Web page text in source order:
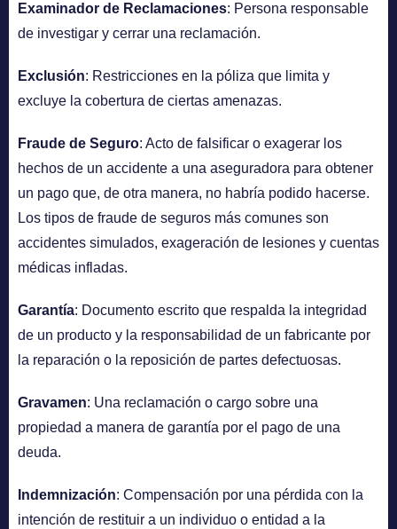
Examinador de Reclamaciones: Persona responsable
de investigar y cerrar una reclamación.
Exclusión: Restricciones en la póliza que limita y
excluye la cobertura de ciertas amenazas.
Fraude de Seguro: Acto de falsificar o exagerar los
hechos de un accidente a una aseguradora para obtener
un pago que, de otra manera, no habría podido hacerse.
Los tipos de fraude de seguros más comunes son
accidentes simulados, exageración de lesiones y cuentas
médicas infladas.
Garantía: Documento escrito que respalda la integridad
de un producto y la responsabilidad de un fabricante por
la reparación o la reposición de partes defectuosas.
Gravamen: Una reclamación o cargo sobre una
propiedad a manera de garantía por el pago de una
deuda.
Indemnización: Compensación por una pérdida con la
intención de restituir a un individuo o entidad a la